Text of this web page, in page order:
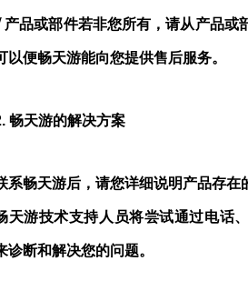
产品或部件若非您所有，请从产品或
以便畅天游能向您提供售后服务。
畅天游的解决方案
系畅天游后，请您详细说明产品存在
天游技术支持人员将尝试通过电话
诊断和解决您的问题。